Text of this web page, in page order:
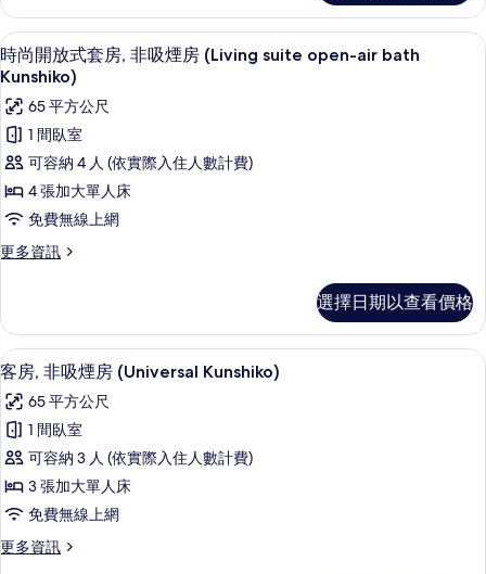
的
詳
情
顯
示
時
尚
開
放
式
套
吸
煙
房
(Living
suite
open-
air
bath
Kunshiko)
的
時尚開放式套房, 非吸煙房 (Living
4
時尚開放式套房, 非吸煙房 (Living suite open-air bath
Kunshiko)
65 平方公尺
1 間臥室
可容納 4 人 (依實際入住人數計費)
4 張加大單人床
免費無線上網
更多資訊
更
開
放
式
房,
非
煙
房
(Living
suite
open-
選擇日期以查看價格
顯
示
客
房,
非
吸
煙
房
客房, 非吸煙房 (Universal Kunshiko)
5
客房, 非吸煙房 (Universal Kunshiko)
65 平方公尺
1 間臥室
可容納 3 人 (依實際入住人數計費)
3 張加大單人床
免費無線上網
更多資訊
更